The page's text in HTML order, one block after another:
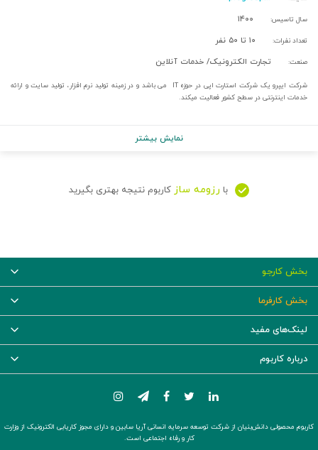
سال تاسیس: ۱۴۰۰
تعداد نفرات: ۱۰ تا ۵۰ نفر
صنعت: تجارت الکترونیک/ خدمات آنلاین
شرکت ایپرو یک شرکت استارت اپی در حوزه IT می باشد و در زمینه تولید نرم افزار، تولید سایت و ارائه
خدمات اینترنتی در سطح کشور فعالیت میکند.
نمایش بیشتر
با رزومه ساز کاربوم نتیجه بهتری بگیرید
بخش کارجو
بخش کارفرما
لینک‌های مفید
درباره کاربوم
کاربوم محصولی دانش‌بنیان از شرکت توسعه سرمایه انسانی آریا سابین و دارای مجوز کاریابی الکترونیک از وزارت
کار و رفاه اجتماعی است.